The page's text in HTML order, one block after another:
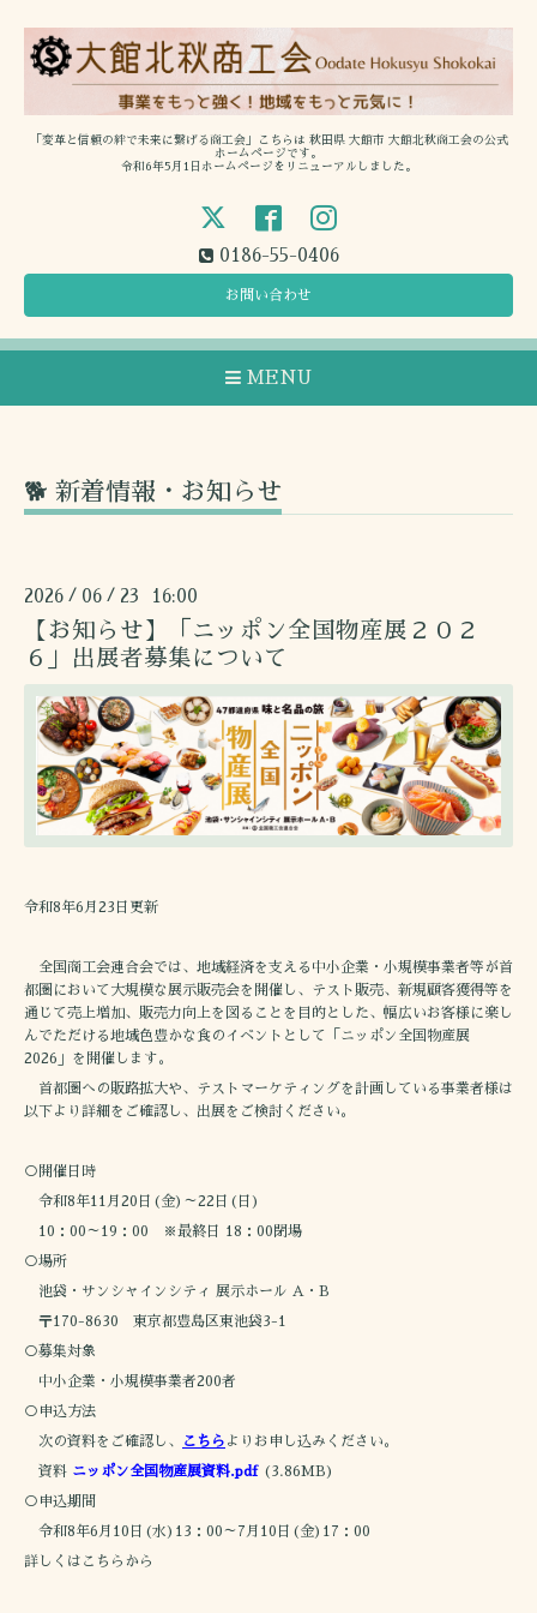
「変革と信頼の絆で未来に繋げる商工会」こちらは 秋田県 大館市 大館北秋商工会の公式
ホームページです。
令和6年5月1日ホームページをリニューアルしました。
0186-55-0406
お問い合わせ
MENU
🐕 新着情報・お知らせ
2026 / 06 / 23 16:00
【お知らせ】「ニッポン全国物産展２０２
６」出展者募集について
令和8年6月23日更新
全国商工会連合会では、地域経済を支える中小企業・小規模事業者等が首
都圏において大規模な展示販売会を開催し、テスト販売、新規顧客獲得等を
通じて売上増加、販売力向上を図ることを目的とした、幅広いお客様に楽し
んでただける地域色豊かな食のイベントとして「ニッポン全国物産展
2026」を開催します。
首都圏への販路拡大や、テストマーケティングを計画している事業者様は
以下より詳細をご確認し、出展をご検討ください。
○開催日時
令和8年11月20日(金)～22日(日)
10：00～19：00 ※最終日 18：00閉場
○場所
池袋・サンシャインシティ 展示ホール A・B
〒170-8630 東京都豊島区東池袋3-1
○募集対象
中小企業・小規模事業者200者
○申込方法
次の資料をご確認し、 こちら よりお申し込みください。
資料 ニッポン全国物産展資料.pdf (3.86MB)
○申込期間
令和8年6月10日(水)13：00～7月10日(金)17：00
詳しくは こちら から